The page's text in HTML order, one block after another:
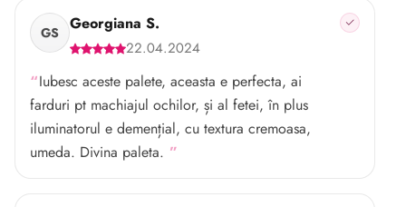
GS Georgiana S.
22.04.2024
Iubesc aceste palete, aceasta e perfecta, ai
farduri pt machiajul ochilor, și al fetei, în plus
iluminatorul e demențial, cu textura cremoasa,
umeda. Divina paleta.